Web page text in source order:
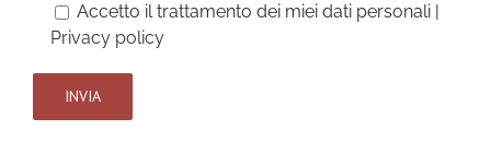
Accetto il trattamento dei miei dati personali |
Privacy policy